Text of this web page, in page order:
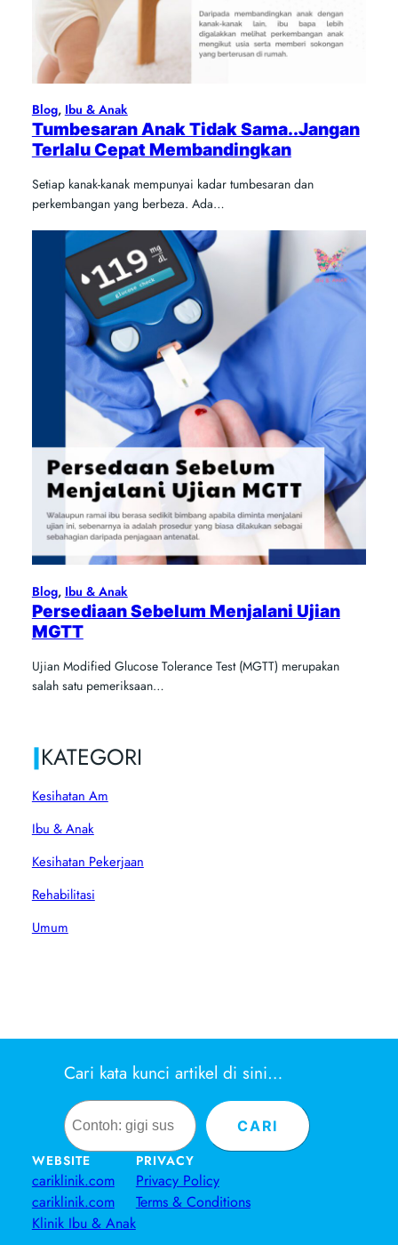
Blog, Ibu & Anak
Tumbesaran Anak Tidak Sama..Jangan
Terlalu Cepat Membandingkan
Setiap kanak-kanak mempunyai kadar tumbesaran dan
perkembangan yang berbeza. Ada…
Blog, Ibu & Anak
Persediaan Sebelum Menjalani Ujian
MGTT
Ujian Modified Glucose Tolerance Test (MGTT) merupakan
salah satu pemeriksaan…
|KATEGORI
Kesihatan Am
Ibu & Anak
Kesihatan Pekerjaan
Rehabilitasi
Umum
Cari kata kunci artikel di sini…
Search
CARI
WEBSITE
cariklinik.com
cariklinik.com
Klinik Ibu & Anak
PRIVACY
Privacy Policy
Terms & Conditions